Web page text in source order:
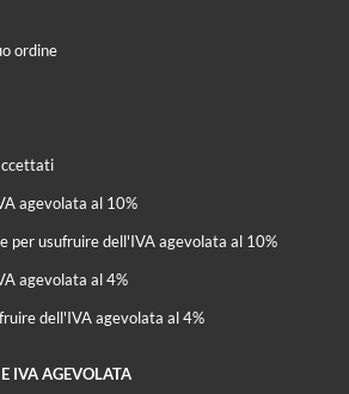
ordine
agevolata al 10%
per usufruire dell'IVA agevolata al 10%
agevolata al 4%
dell'IVA agevolata al 4%
IVA AGEVOLATA